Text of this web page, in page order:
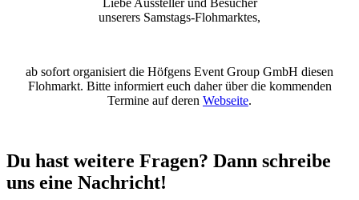
unserers Samstags-Flohmarktes,
ab sofort organisiert die Höfgens Event Group GmbH diesen
Flohmarkt. Bitte informiert euch daher über die kommenden
Termine auf deren Webseite.
Du hast weitere Fragen? Dann schreibe
uns eine Nachricht!